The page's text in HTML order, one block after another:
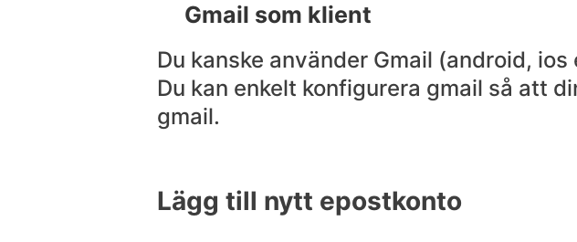
Gmail som klient
Du kanske använder Gmail (android,
Du kan enkelt konfigurera gmail så att
gmail.
Lägg till nytt epostkonto